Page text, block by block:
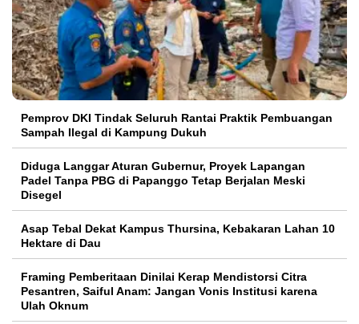
Pemprov DKI Tindak Seluruh Rantai Praktik Pembuangan
Sampah Ilegal di Kampung Dukuh
Diduga Langgar Aturan Gubernur, Proyek Lapangan
Padel Tanpa PBG di Papanggo Tetap Berjalan Meski
Disegel
Asap Tebal Dekat Kampus Thursina, Kebakaran Lahan 10
Hektare di Dau
Framing Pemberitaan Dinilai Kerap Mendistorsi Citra
Pesantren, Saiful Anam: Jangan Vonis Institusi karena
Ulah Oknum